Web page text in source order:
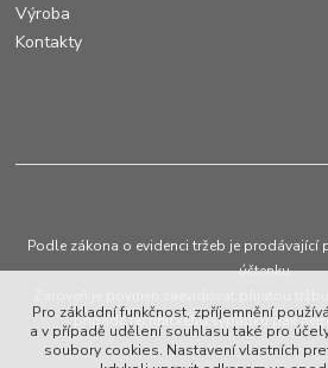
Výroba
Kontakty
Podle zákona o evidenci tržeb je prodávající
účtenku.
případě technického výpadku pak
Pro základní funkčnost, zpříjemnění
a v případě udělení souhlasu také pro
soubory cookies. Nastavení vlastních